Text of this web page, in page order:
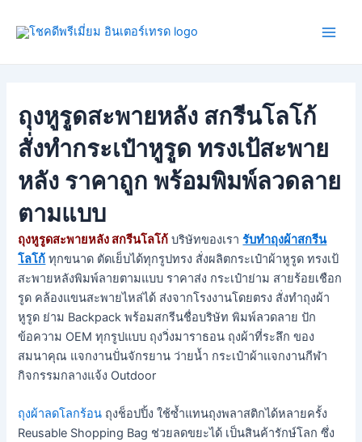
ถุงหูรูดสะพายหลัง สกรีนโลโก้
สั่งทำกระเป๋าหูรูด ทรงเป้สะพาย
หลัง ราคาถูก พร้อมพิมพ์ลวดลาย
ตามแบบ
ถุงหูรูดสะพายหลัง สกรีนโลโก้ บริษัทของเรารับทำถุงผ้าสกรีน
โลโก้ ทุกขนาด ตัดเย็บได้ทุกรูปทรง สั่งผลิตกระเป๋าผ้าหูรูด ทรงเป้
สะพายหลังพิมพ์ลายตามแบบ ราคาส่ง กระเป๋าย่าม สายร้อยเชือก
รูด คล้องแขนสะพายไหล่ได้ ส่งจากโรงงานโดยตรง สั่งทำถุงผ้า
หูรูด ย่าม Backpack พร้อมสกรีนชื่อบริษัท พิมพ์ลวดลาย ปัก
ข้อความ OEM ทุกรูปแบบ ถุงวิ่งมาราธอน ถุงผ้าที่ระลึก ของ
สมนาคุณ แจกงานปั่นจักรยาน ว่ายน้ำ กระเป๋าผ้าแจกงานกีฬา
กิจกรรมกลางแจ้ง Outdoor
ถุงผ้าลดโลกร้อน ถุงช็อปปิ้ง ใช้ซ้ำแทนถุงพลาสติกได้หลายครั้ง
Reusable Shopping Bag ช่วยลดขยะได้ เป็นสินค้ารักษ์โลก ซึ่ง
navigation